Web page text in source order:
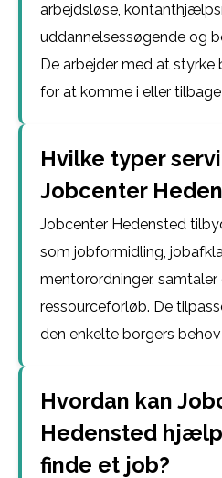
arbejdsløse,
uddannelsessøgende og
De arbejder med at styrke
for at komme i eller
Hvilke typer
Jobcenter
Jobcenter Hedensted
som jobformidling,
mentorordninger,
ressourceforløb. De
den enkelte borgers
Hvordan kan
Hedensted
finde et job?